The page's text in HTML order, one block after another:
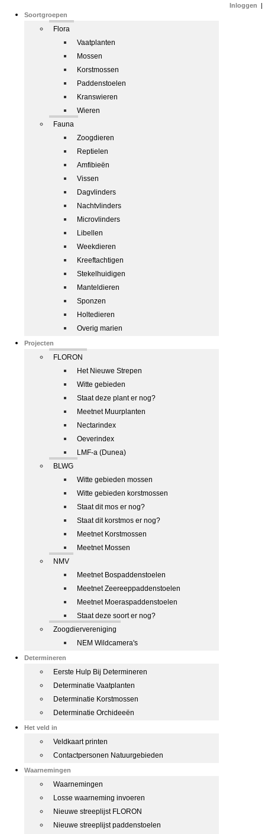
Soortgroepen
Flora
Vaatplanten
Mossen
Korstmossen
Paddenstoelen
Kranswieren
Wieren
Fauna
Zoogdieren
Reptielen
Amfibieën
Vissen
Dagvlinders
Nachtvlinders
Microvlinders
Libellen
Weekdieren
Kreeftachtigen
Stekelhuidigen
Manteldieren
Sponzen
Holtedieren
Overig marien
Projecten
FLORON
Het Nieuwe Strepen
Witte gebieden
Staat deze plant er nog?
Meetnet Muurplanten
Nectarindex
Oeverindex
LMF-a (Dunea)
BLWG
Witte gebieden mossen
Witte gebieden korstmossen
Staat dit mos er nog?
Staat dit korstmos er nog?
Meetnet Korstmossen
Meetnet Mossen
NMV
Meetnet Bospaddenstoelen
Meetnet Zeereeppaddenstoelen
Meetnet Moeraspaddenstoelen
Staat deze soort er nog?
Zoogdiervereniging
NEM Wildcamera's
Determineren
Eerste Hulp Bij Determineren
Determinatie Vaatplanten
Determinatie Korstmossen
Determinatie Orchideeën
Het veld in
Veldkaart printen
Contactpersonen Natuurgebieden
Waarnemingen
Waarnemingen
Losse waarneming invoeren
Nieuwe streeplijst FLORON
Nieuwe streeplijst paddenstoelen
Inloggen |